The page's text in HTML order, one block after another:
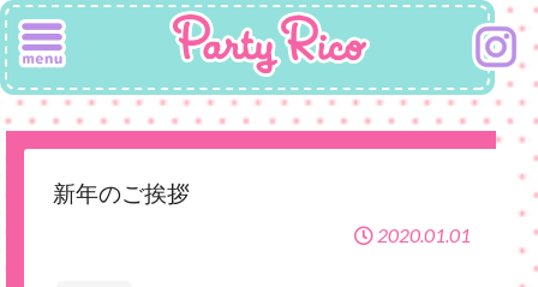
新年のご挨拶
2020.01.01